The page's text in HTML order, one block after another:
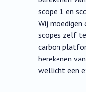
scope 1 en
Wij moedigen
scopes zelf
carbon
berekenen
wellicht een